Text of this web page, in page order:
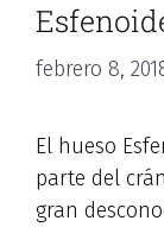
febrero 8,
El hueso
parte del
gran